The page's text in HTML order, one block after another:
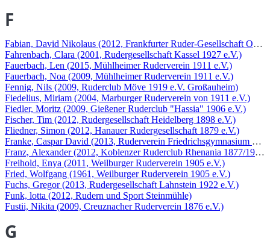
F
Fabian, David Nikolaus (2012, Frankfurter Ruder-Gesellschaft
Fahrenbach, Clara (2001, Rudergesellschaft Kassel 1927 e.V.)
Fauerbach, Len (2015, Mühlheimer Ruderverein 1911 e.V.)
Fauerbach, Noa (2009, Mühlheimer Ruderverein 1911 e.V.)
Fennig, Nils (2009, Ruderclub Möve 1919 e.V. Großauheim)
Fiedelius, Miriam (2004, Marburger Ruderverein von 1911 e.V.)
Fiedler, Moritz (2009, Gießener Ruderclub "Hassia" 1906 e.V.)
Fischer, Tim (2012, Rudergesellschaft Heidelberg 1898 e.V.)
Fliedner, Simon (2012, Hanauer Rudergesellschaft 1879 e.V.)
Franke, Caspar David (2013, Ruderverein Friedrichsgymnasium
Franz, Alexander (2012, Koblenzer Ruderclub Rhenania 1877/1921
Freihold, Enya (2011, Weilburger Ruderverein 1905 e.V.)
Fried, Wolfgang (1961, Weilburger Ruderverein 1905 e.V.)
Fuchs, Gregor (2013, Rudergesellschaft Lahnstein 1922 e.V.)
Funk, lotta (2012, Rudern und Sport Steinmühle)
Fustii, Nikita (2009, Creuznacher Ruderverein 1876 e.V.)
G